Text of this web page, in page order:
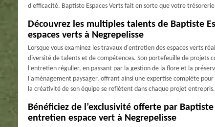
d'efficacité. Baptiste Espaces Verts fait en sorte que votre
Découvrez les multiples talents de Baptiste
espaces verts à Negrepelisse
Lorsque vous examinez les travaux d'entretien des espaces verts
diversité de talents et de compétences. Son portefeuille de projets
l'entretien régulier, en passant par la gestion de la flore et la
l'aménagement paysager, offrant ainsi une expertise complète
la créativité de son équipe se reflètent dans chaque projet entrepris.
Bénéficiez de l’exclusivité offerte par
entretien espace vert à Negrepelisse